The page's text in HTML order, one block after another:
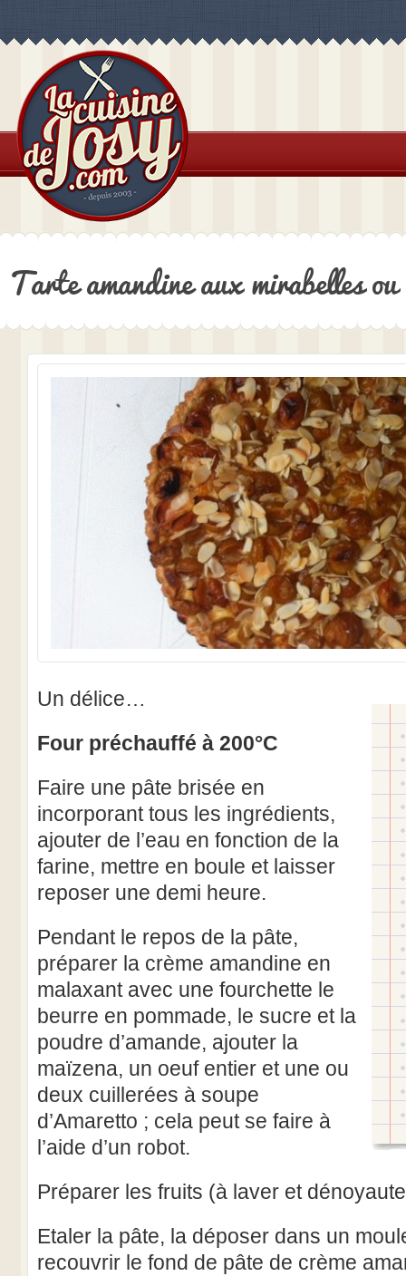
Tarte amandine aux mirabelles
Un délice…
Four préchauffé à 200°C
Faire une pâte brisée en
incorporant tous les ingrédients,
ajouter de l’eau en fonction de la
farine, mettre en boule et laisser
reposer une demi heure.
Pendant le repos de la pâte,
préparer la crème amandine en
malaxant avec une fourchette le
beurre en pommade, le sucre et la
poudre d’amande, ajouter la
maïzena, un oeuf entier et une ou
deux cuillerées à soupe
d’Amaretto ; cela peut se faire à
l’aide d’un robot.
Préparer les fruits (à laver et
Etaler la pâte, la déposer dans un
recouvrir le fond de pâte de crème